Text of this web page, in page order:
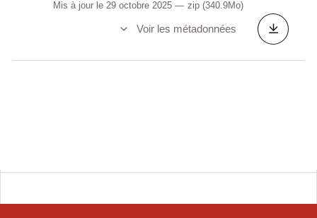
Mis à jour le 29 octobre 2025 zip (340.9Mo)
Voir les métadonnées